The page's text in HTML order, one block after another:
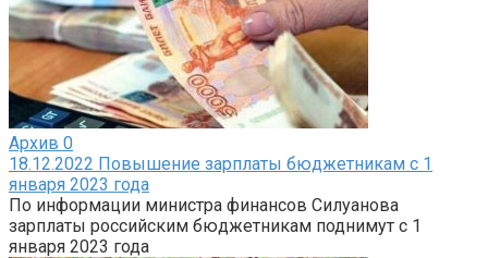
Архив 0
18.12.2022 Повышение зарплаты бюджетникам с 1
января 2023 года
По информации министра финансов Силуанова
зарплаты российским бюджетникам поднимут с 1
января 2023 года